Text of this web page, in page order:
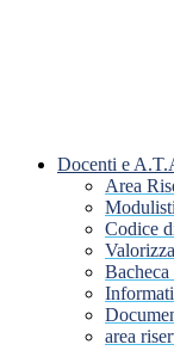
Docenti e
Area
Codice
Bacheca
area